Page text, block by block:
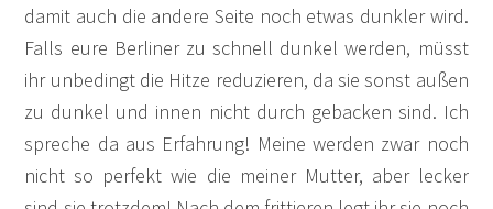
damit auch die andere Seite noch etwas dunkler wird.
Falls eure Berliner zu schnell dunkel werden, müsst
ihr unbedingt die Hitze reduzieren, da sie sonst außen
zu dunkel und innen nicht durch gebacken sind. Ich
spreche da aus Erfahrung! Meine werden zwar noch
nicht so perfekt wie die meiner Mutter, aber lecker